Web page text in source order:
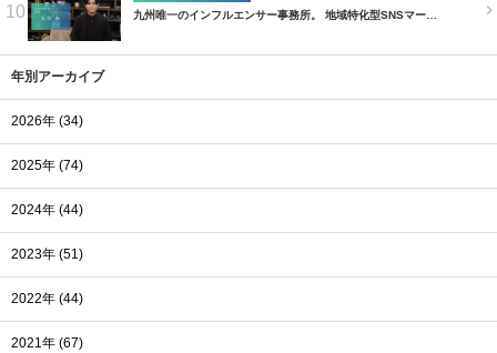
10 九州唯一のインフルエンサー事務所。 地域特化型SNSマー…
年別アーカイブ
2026年 (34)
2025年 (74)
2024年 (44)
2023年 (51)
2022年 (44)
2021年 (67)